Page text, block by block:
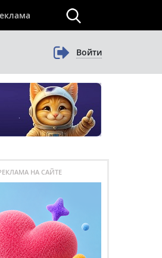
Войти
НА САЙТЕ